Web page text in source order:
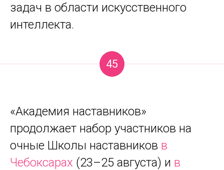
задач в области искусственного
интеллекта.
45
«Академия наставников»
продолжает набор участников на
очные Школы наставников в
Чебоксарах (23–25 августа) и в